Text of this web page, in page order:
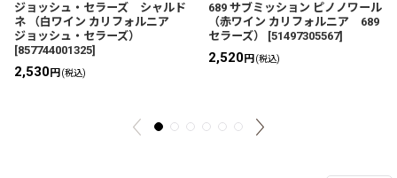
ジョッシュ・セラーズ シャルド
ネ （白ワイン カリフォルニア
ジョッシュ・セラーズ）
[857744001325]
2,530円 (税込)
689 サブミッション ピノノワール
（赤ワイン カリフォルニア 689
セラーズ）
[51497305567]
2,520円 (税込)